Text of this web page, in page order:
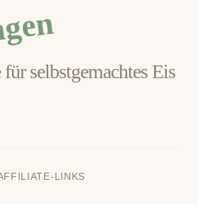
selbstgemachtes Eis
LINKS